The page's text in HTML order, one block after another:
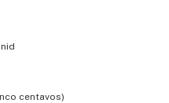
centavos)